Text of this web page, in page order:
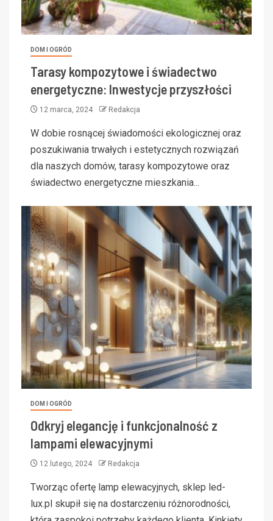
DOM I OGRÓD
Tarasy kompozytowe i świadectwo
energetyczne: Inwestycje przyszłości
12 marca, 2024 Redakcja
W dobie rosnącej świadomości ekologicznej oraz
poszukiwania trwałych i estetycznych rozwiązań
dla naszych domów, tarasy kompozytowe oraz
świadectwo energetyczne mieszkania...
DOM I OGRÓD
Odkryj elegancję i funkcjonalność z
lampami elewacyjnymi
12 lutego, 2024 Redakcja
Tworząc ofertę lamp elewacyjnych, sklep led-
lux.pl skupił się na dostarczeniu różnorodności,